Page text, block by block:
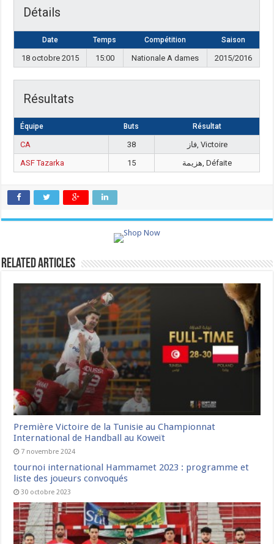
Détails
Date Temps Compétition Saison
18 octobre 2015 15:00 Nationale A dames 2015/2016
Résultats
Équipe Buts Résultat
CA 38
فاز, Victoire
ASF Tazarka
15 هزيمة, Défaite
Related Articles
Première Victoire de la Tunisie au Championnat
International de Handball au Koweït
7 novembre 2024
tournoi international Hammamet 2023 : programme et
liste des joueurs convoqués
30 octobre 2023